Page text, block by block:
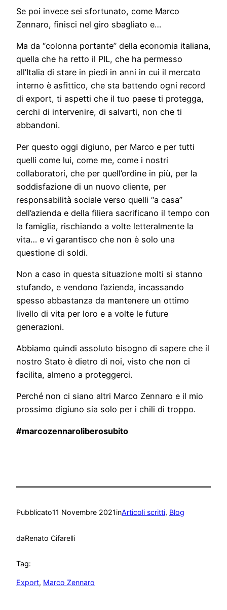
Se poi invece sei sfortunato, come Marco
Zennaro, finisci nel giro sbagliato e…
Ma da “colonna portante” della economia italiana,
quella che ha retto il PIL, che ha permesso
all’Italia di stare in piedi in anni in cui il mercato
interno è asfittico, che sta battendo ogni record
di export, ti aspetti che il tuo paese ti protegga,
cerchi di intervenire, di salvarti, non che ti
abbandoni.
Per questo oggi digiuno, per Marco e per tutti
quelli come lui, come me, come i nostri
collaboratori, che per quell’ordine in più, per la
soddisfazione di un nuovo cliente, per
responsabilità sociale verso quelli “a casa”
dell’azienda e della filiera sacrificano il tempo con
la famiglia, rischiando a volte letteralmente la
vita… e vi garantisco che non è solo una
questione di soldi.
Non a caso in questa situazione molti si stanno
stufando, e vendono l’azienda, incassando
spesso abbastanza da mantenere un ottimo
livello di vita per loro e a volte le future
generazioni.
Abbiamo quindi assoluto bisogno di sapere che il
nostro Stato è dietro di noi, visto che non ci
facilita, almeno a proteggerci.
Perché non ci siano altri Marco Zennaro e il mio
prossimo digiuno sia solo per i chili di troppo.
#marcozennaroliberosubito
Pubblicato11 Novembre 2021inArticoli scritti, Blog
daRenato Cifarelli
Tag:
Export, Marco Zennaro